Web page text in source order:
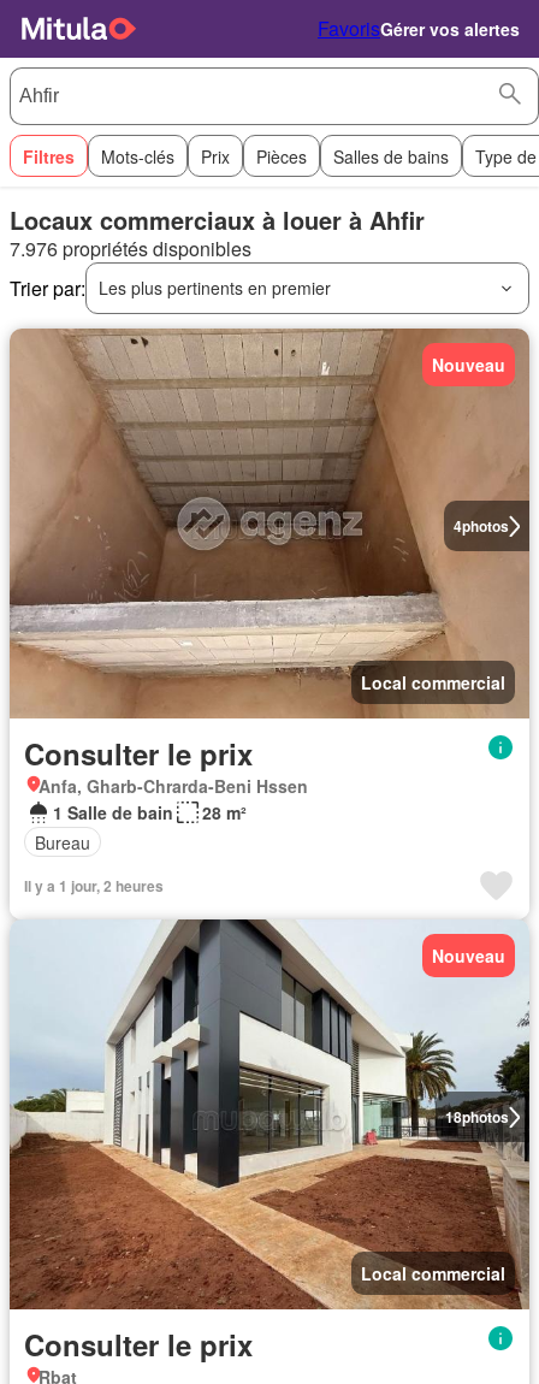
FavorisGérer vos alertes
Filtres Mots-clés Prix Pièces Salles de bains Type
Locaux commerciaux à louer à Ahfir
7.976 propriétés disponibles
Trier par:
Les plus pertinents en premier
4photos
Nouveau
Local commercial
Consulter le prix
Anfa, Gharb-Chrarda-Beni Hssen
1 Salle de bain
28 m²
Bureau
Il y a 1 jour, 2 heures
18photos
Nouveau
Local commercial
Consulter le prix
Rbat